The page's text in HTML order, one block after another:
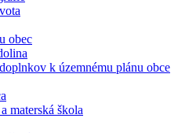
obec
k územnému plánu obce
materská škola